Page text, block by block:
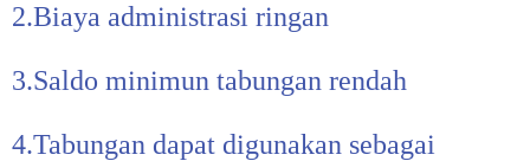
2.Biaya administrasi ringan
3.Saldo minimun tabungan rendah
4.Tabungan dapat digunakan sebagai